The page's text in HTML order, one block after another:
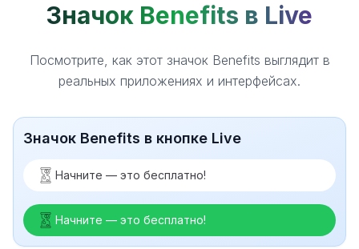
Значок Benefits в Live
Посмотрите, как этот значок Benefits выглядит в
реальных приложениях и интерфейсах.
Значок Benefits в кнопке Live
Начните — это бесплатно!
Начните — это бесплатно!